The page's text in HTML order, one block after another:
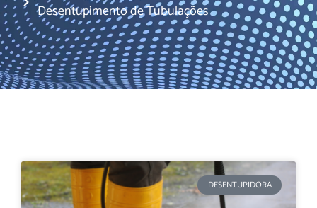
Desentupimento de Tubulações
DESENTUPIDORA